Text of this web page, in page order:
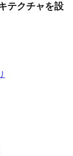
テクチャを設